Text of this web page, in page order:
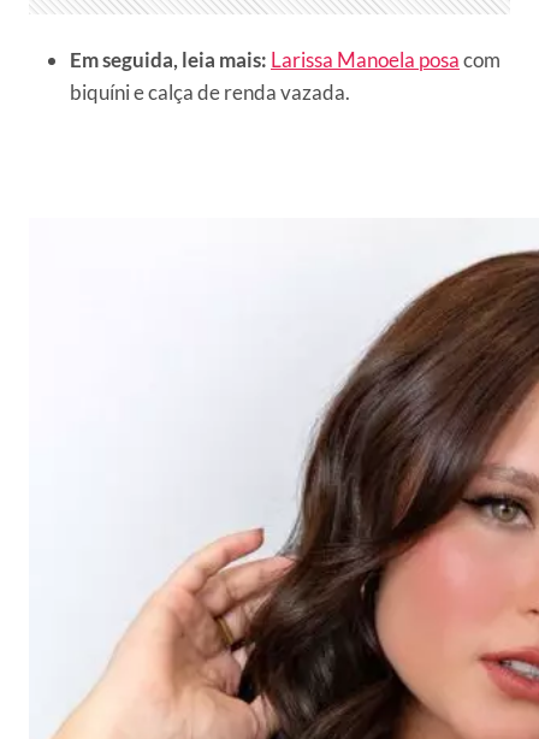
Em seguida, leia mais: Larissa Manoela posacom
biquíni e calça de renda vazada.